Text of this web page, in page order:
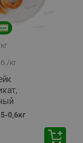
кг
кг
0,6кг